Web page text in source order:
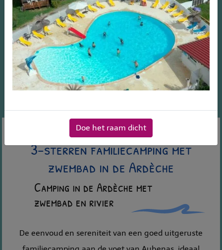
3-sterren familiecamping met
zwembad in de Ardèche
Camping in de Ardèche met
zwembad en rivier
De eenvoud en sereniteit van een goed uitgeruste
Doe het raam dicht